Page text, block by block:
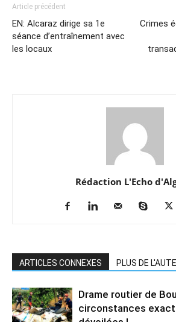
Article précédent
EN: Alcaraz dirige sa 1e
séance d’entraînement avec
les locaux
Crimes
Rédaction L'Echo
ARTICLES CONNEXES PLUS DE
Drame routier de
circonstances